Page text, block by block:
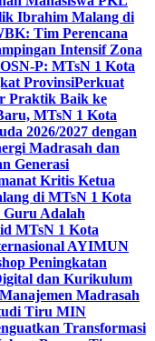
Ibrahim Malang di
Tim Perencana
Intensif Zona
P: MTsN 1 Kota
ProvinsiPerkuat
Praktik Baik ke
MTsN 1 Kota
2026/2027 dengan
Madrasah dan
Generasi
Kritis Ketua
di MTsN 1 Kota
Guru Adalah
MTsN 1 Kota
AYIMUN
Peningkatan
dan Kurikulum
Madrasah
Tiru MIN
Transformasi